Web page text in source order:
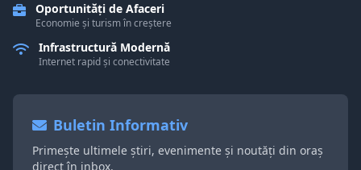
Oportunități de Afaceri
Economie și turism în creștere
Infrastructură Modernă
Internet rapid și conectivitate
Buletin Informativ
Primește ultimele știri, evenimente și noutăți din oraș
direct în inbox.